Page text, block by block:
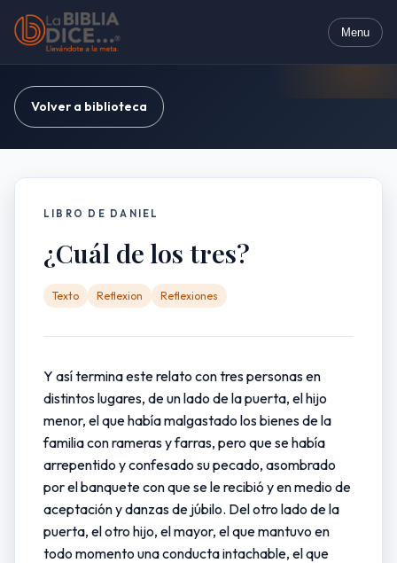
Menu
Volver a biblioteca
LIBRO DE DANIEL
¿Cuál de los tres?
Texto Reflexion Reflexiones
Y así termina este relato con tres personas en
distintos lugares, de un lado de la puerta, el hijo
menor, el que había malgastado los bienes de la
familia con rameras y farras, pero que se había
arrepentido y confesado su pecado, asombrado
por el banquete con que se le recibió y en medio de
aceptación y danzas de júbilo. Del otro lado de la
puerta, el otro hijo, el mayor, el que mantuvo en
todo momento una conducta intachable, el que